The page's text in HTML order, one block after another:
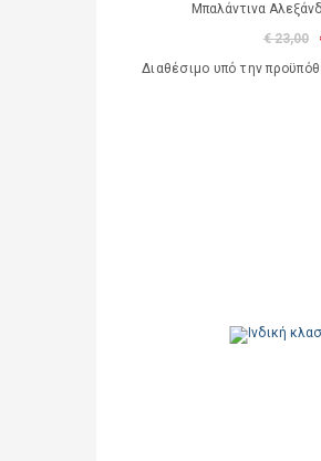
Μπαλάντινα
€ 23,00
Διαθέσιμο υπό την